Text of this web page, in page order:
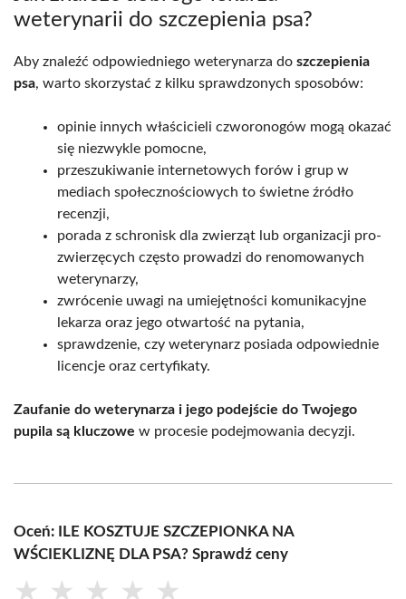
weterynarii do szczepienia psa?
Aby znaleźć odpowiedniego weterynarza do szczepienia
psa, warto skorzystać z kilku sprawdzonych sposobów:
opinie innych właścicieli czworonogów mogą okazać
się niezwykle pomocne,
przeszukiwanie internetowych forów i grup w
mediach społecznościowych to świetne źródło
recenzji,
porada z schronisk dla zwierząt lub organizacji pro-
zwierzęcych często prowadzi do renomowanych
weterynarzy,
zwrócenie uwagi na umiejętności komunikacyjne
lekarza oraz jego otwartość na pytania,
sprawdzenie, czy weterynarz posiada odpowiednie
licencje oraz certyfikaty.
Zaufanie do weterynarza i jego podejście do Twojego
pupila są kluczowe w procesie podejmowania decyzji.
Oceń: ILE KOSZTUJE SZCZEPIONKA NA
WŚCIEKLIZNĘ DLA PSA? Sprawdź ceny
★ ★ ★ ★ ★